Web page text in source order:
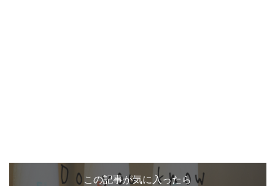
この記事が気に入ったら